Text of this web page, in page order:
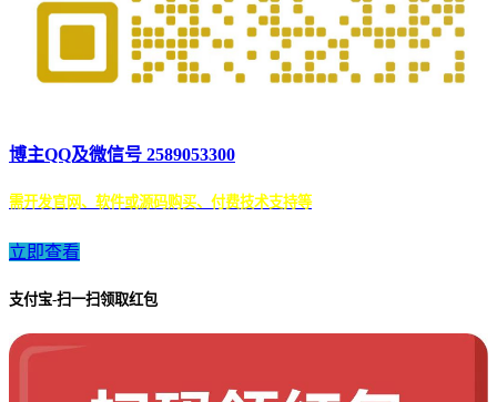
博主QQ及微信号 2589053300
需开发官网、软件或源码购买、付费技术支持等
立即查看
支付宝-扫一扫领取红包